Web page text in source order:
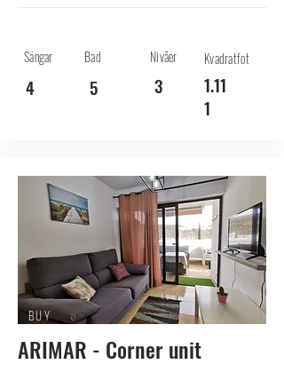
Sängar Bad Nivåer Kvadratfot
4 5 3
1.11
1
BUY
ARIMAR - Corner unit